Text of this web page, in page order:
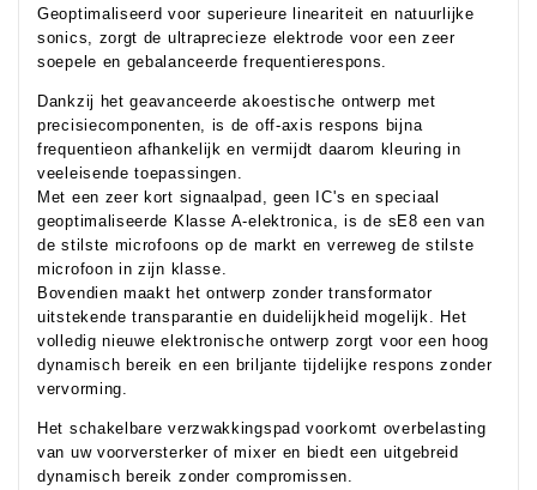
Geoptimaliseerd voor superieure lineariteit en natuurlijke
sonics, zorgt de ultraprecieze elektrode voor een zeer
soepele en gebalanceerde frequentierespons.
Dankzij het geavanceerde akoestische ontwerp met
precisiecomponenten, is de off-axis respons bijna
frequentieon afhankelijk en vermijdt daarom kleuring in
veeleisende toepassingen.
Met een zeer kort signaalpad, geen IC's en speciaal
geoptimaliseerde Klasse A-elektronica, is de sE8 een van
de stilste microfoons op de markt en verreweg de stilste
microfoon in zijn klasse.
Bovendien maakt het ontwerp zonder transformator
uitstekende transparantie en duidelijkheid mogelijk. Het
volledig nieuwe elektronische ontwerp zorgt voor een hoog
dynamisch bereik en een briljante tijdelijke respons zonder
vervorming.
Het schakelbare verzwakkingspad voorkomt overbelasting
van uw voorversterker of mixer en biedt een uitgebreid
dynamisch bereik zonder compromissen.